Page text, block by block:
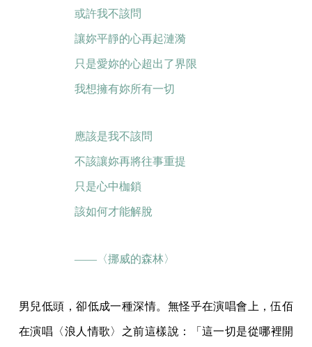
或許我不該問
讓妳平靜的心再起漣漪
只是愛妳的心超出了界限
我想擁有妳所有一切
應該是我不該問
不該讓妳再將往事重提
只是心中枷鎖
該如何才能解脫
——〈挪威的森林〉
男兒低頭，卻低成一種深情。無怪乎在演唱會上，伍佰
在演唱〈浪人情歌〉之前這樣說：「這一切是從哪裡開